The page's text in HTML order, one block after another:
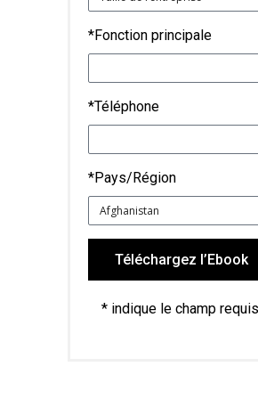
*Fonction principale
*Téléphone
*Pays/Région
Téléchargez l’Ebook
* indique le champ requis